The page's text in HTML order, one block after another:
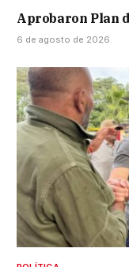
Aprobaron Plan
6 de agosto de 2026